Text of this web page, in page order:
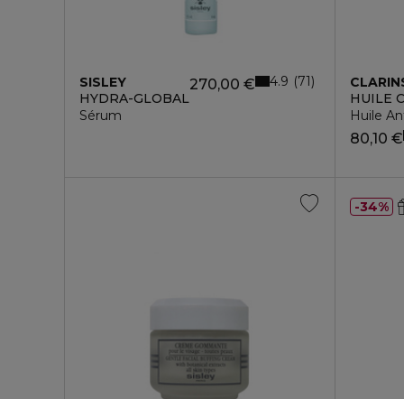
SISLEY
HYDRA-GLOBAL
Sérum
270,00 € 4.9 71
HUILE
Huile
80,10 €
34%